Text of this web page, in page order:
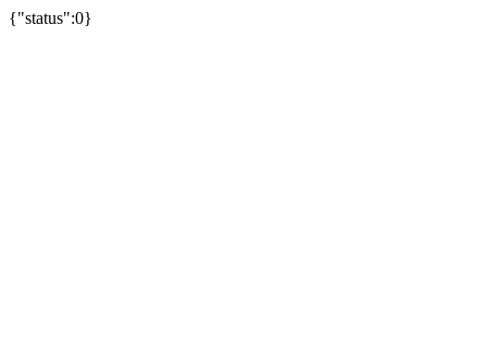
{"status":0}